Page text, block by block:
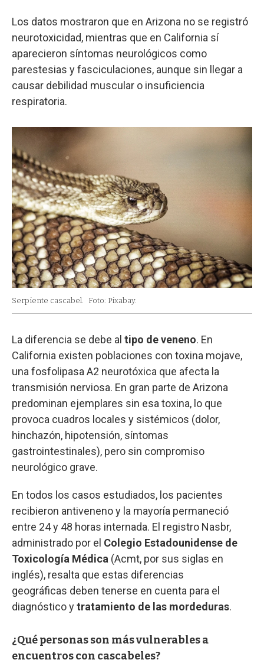
Los datos mostraron que en Arizona no se registró
neurotoxicidad, mientras que en California sí
aparecieron síntomas neurológicos como
parestesias y fasciculaciones, aunque sin llegar a
causar debilidad muscular o insuficiencia
respiratoria.
Serpiente cascabel. Foto: Pixabay.
La diferencia se debe al tipo de veneno. En
California existen poblaciones con toxina mojave,
una fosfolipasa A2 neurotóxica que afecta la
transmisión nerviosa. En gran parte de Arizona
predominan ejemplares sin esa toxina, lo que
provoca cuadros locales y sistémicos (dolor,
hinchazón, hipotensión, síntomas
gastrointestinales), pero sin compromiso
neurológico grave.
En todos los casos estudiados, los pacientes
recibieron antiveneno y la mayoría permaneció
entre 24 y 48 horas internada. El registro Nasbr,
administrado por el Colegio Estadounidense de
Toxicología Médica (Acmt, por sus siglas en
inglés), resalta que estas diferencias
geográficas deben tenerse en cuenta para el
diagnóstico ytratamiento de las mordeduras.
¿Qué personas son más vulnerables a
encuentros con cascabeles?